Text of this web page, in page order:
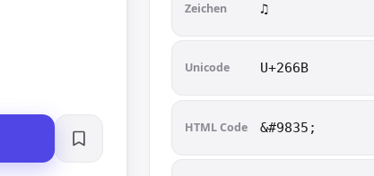
Zeichen ♫︎
Unicode U+266B
HTML Code &#9835;